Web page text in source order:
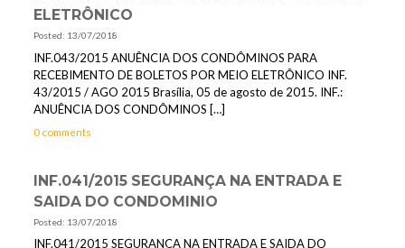
ELETRÔNICO
Posted: 13/07/2018
INF.043/2015 ANUÊNCIA DOS CONDÔMINOS PARA
RECEBIMENTO DE BOLETOS POR MEIO ELETRÔNICO INF.
43/2015 / AGO 2015 Brasília, 05 de agosto de 2015. INF.:
ANUÊNCIA DOS CONDÔMINOS […]
0 comments
INF.041/2015 SEGURANÇA NA ENTRADA E
SAIDA DO CONDOMINIO
Posted: 13/07/2018
INF.041/2015 SEGURANÇA NA ENTRADA E SAIDA DO